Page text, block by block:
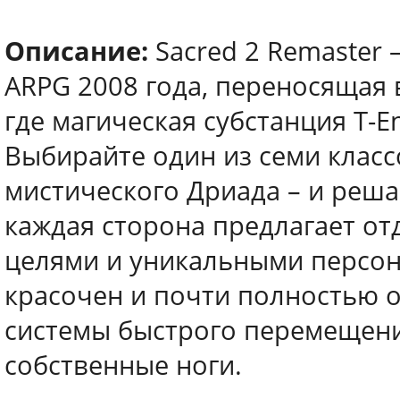
Описание: Sacred 2 Remaster
ARPG 2008 года,
где магическая субстанция
Выбирайте один из семи
мистического Дриада – и
каждая сторона предлагает
целями и уникальными
красочен и почти полностью
системы быстрого
собственные ноги.